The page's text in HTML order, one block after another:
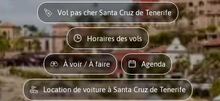
Vol pas cher Santa Cruz de Tenerife
Horaires des vols
À voir / À faire Agenda
Location de voiture à Santa Cruz de Tenerife